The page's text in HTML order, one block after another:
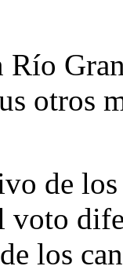
Río
otros
de
voto
los